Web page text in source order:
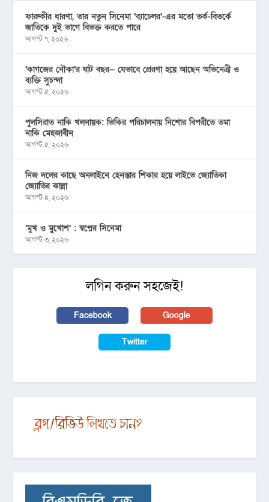
ফারুকীর ধারণা, তার নতুন সিনেমা ‘ব্যাচেলর’-এর মতো তর্ক-বিতর্কে
জাতিকে দুই ভাগে বিভক্ত করতে পারে
আগস্ট ৭, ২০২৬
‘কাগজের নৌকা’র ষাট বছর— যেভাবে প্রেরণা হয়ে আছেন অভিনেত্রী ও
ব্যক্তি সুচন্দা
আগস্ট ৫, ২০২৬
পুলসিরাত নাকি খলনায়ক: ভিকির পরিচালনায় নিশোর বিপরীতে তমা
নাকি মেহজাবীন
আগস্ট ৫, ২০২৬
নিজ দলের কাছে অনলাইনে হেনস্তার শিকার হয়ে লাইভে জ্যোতিকা
জ্যোতির কান্না
আগস্ট ৪, ২০২৬
‘মুখ ও মু্খোশ’ : স্বপ্নের সিনেমা
আগস্ট ৩, ২০২৬
লগিন করুন সহজেই!
Facebook Google
Twitter